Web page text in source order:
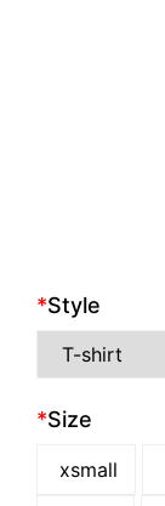
*Style
*Size
xsmall